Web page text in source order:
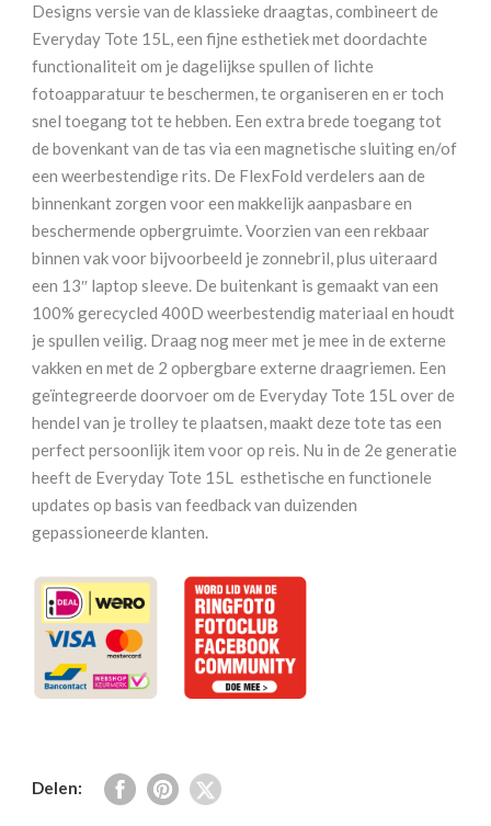
aantal
Designs versie van de klassieke draagtas, combineert de
Everyday Tote 15L, een fijne esthetiek met doordachte
functionaliteit om je dagelijkse spullen of lichte
fotoapparatuur te beschermen, te organiseren en er toch
snel toegang tot te hebben. Een extra brede toegang tot
de bovenkant van de tas via een magnetische sluiting en/of
een weerbestendige rits. De FlexFold verdelers aan de
binnenkant zorgen voor een makkelijk aanpasbare en
beschermende opbergruimte. Voorzien van een rekbaar
binnen vak voor bijvoorbeeld je zonnebril, plus uiteraard
een 13″ laptop sleeve. De buitenkant is gemaakt van een
100% gerecycled 400D weerbestendig materiaal en houdt
je spullen veilig. Draag nog meer met je mee in de externe
vakken en met de 2 opbergbare externe draagriemen. Een
geïntegreerde doorvoer om de Everyday Tote 15L over de
hendel van je trolley te plaatsen, maakt deze tote tas een
perfect persoonlijk item voor op reis. Nu in de 2e generatie
heeft de Everyday Tote 15L esthetische en functionele
updates op basis van feedback van duizenden
gepassioneerde klanten.
Delen: